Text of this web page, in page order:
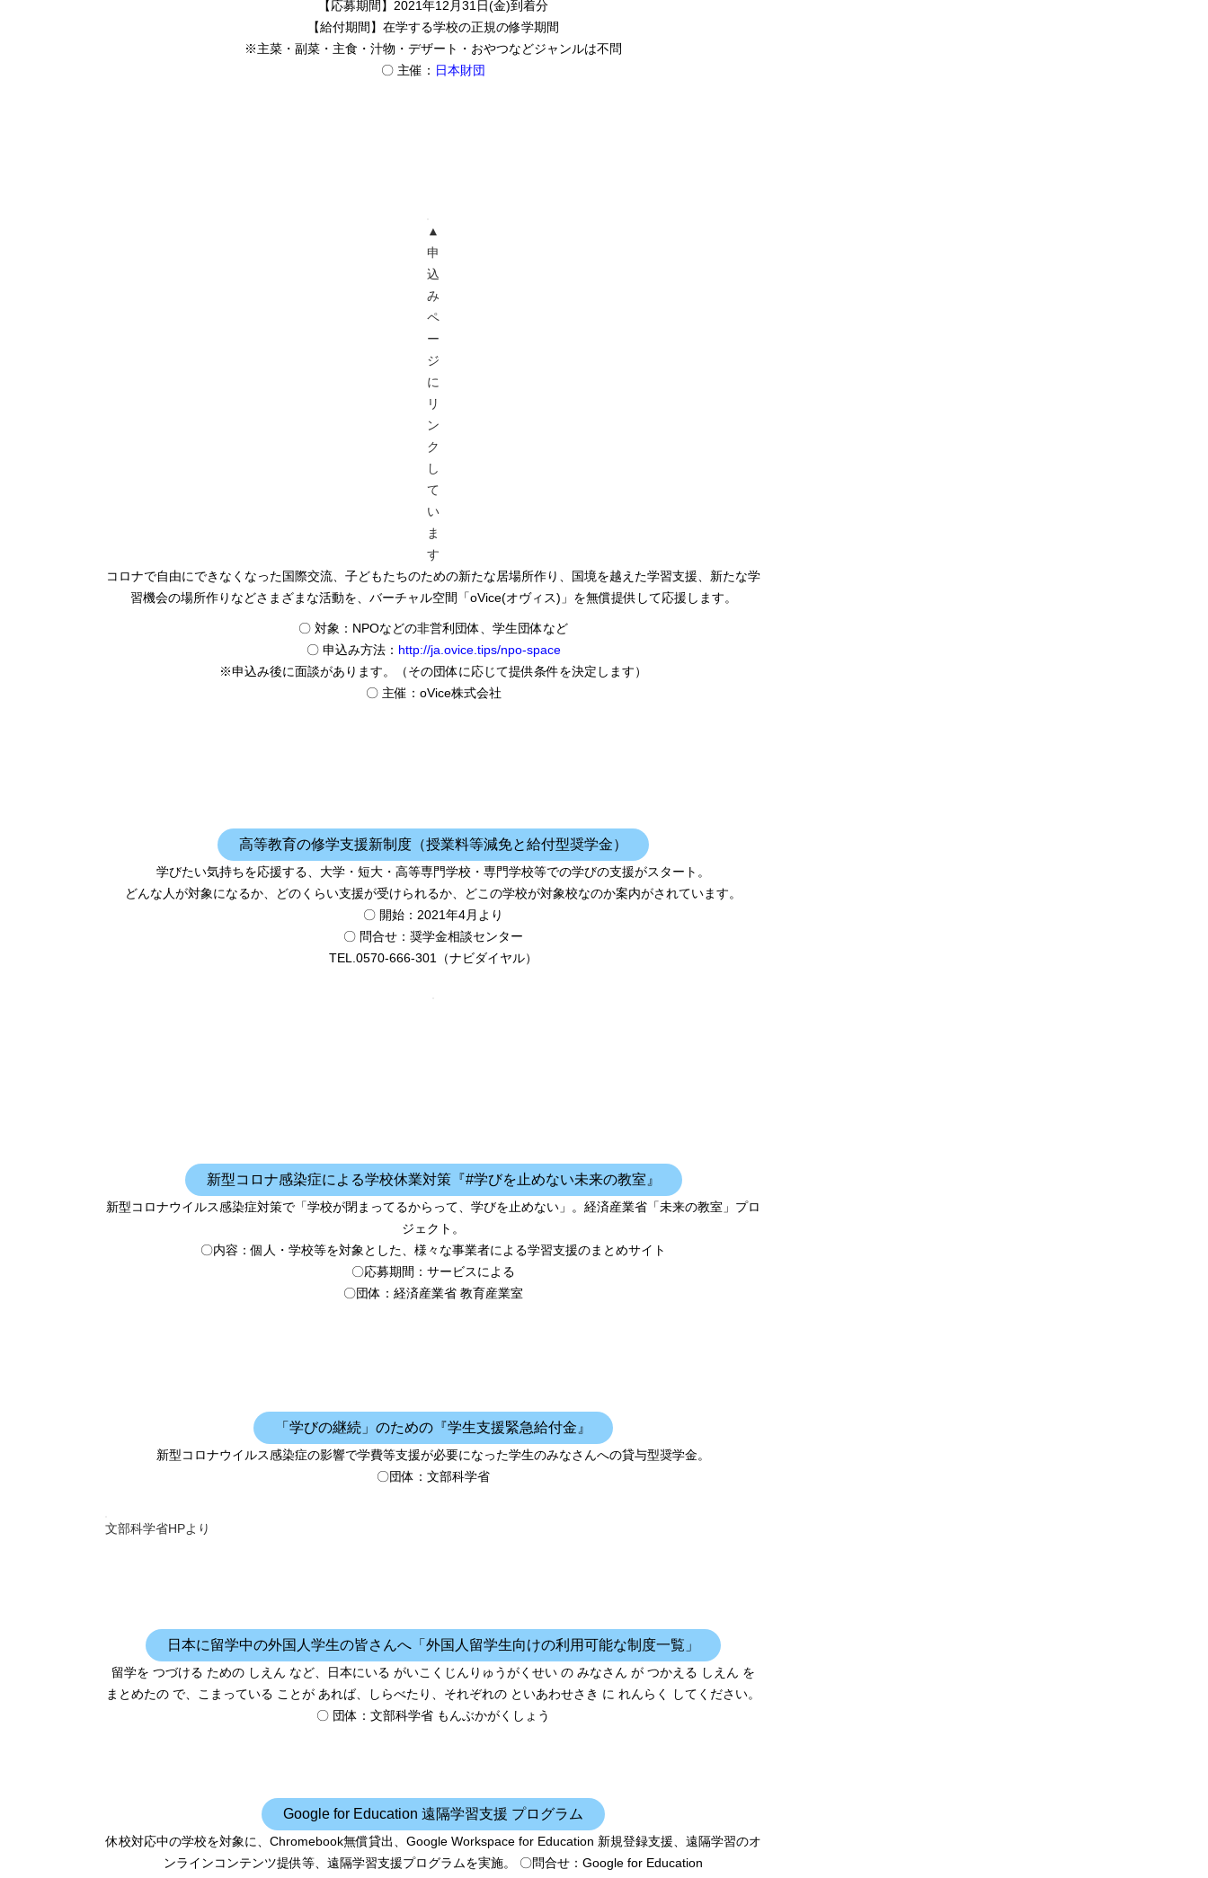
【応募期間】2021年12月31日(金)到着分
【給付期間】在学する学校の正規の修学期間
※主菜・副菜・主食・汁物・デザート・おやつなどジャンルは不問
〇 主催： 日本財団
▲
申
込
み
ペ
ー
ジ
に
リ
ン
ク
し
て
い
ま
す
コロナで自由にできなくなった国際交流、子どもたちのための新たな居場所作り、国境を越えた学習支援、新たな学
習機会の場所作りなどさまざまな活動を、バーチャル空間「oVice(オヴィス)」を無償提供して応援します。
〇 対象：NPOなどの非営利団体、学生団体など
〇 申込み方法： http://ja.ovice.tips/npo-space
※申込み後に面談があります。（その団体に応じて提供条件を決定します）
〇 主催：oVice株式会社
高等教育の修学支援新制度（授業料等減免と給付型奨学金）
学びたい気持ちを応援する、大学・短大・高等専門学校・専門学校等での学びの支援がスタート。
どんな人が対象になるか、どのくらい支援が受けられるか、どこの学校が対象校なのか案内がされています。
〇 開始：2021年4月より
〇 問合せ：奨学金相談センター
TEL.0570-666-301（ナビダイヤル）
新型コロナ感染症による学校休業対策『#学びを止めない未来の教室』
新型コロナウイルス感染症対策で「学校が閉まってるからって、学びを止めない」。経済産業省「未来の教室」プロ
ジェクト。
〇内容：個人・学校等を対象とした、様々な事業者による学習支援のまとめサイト
〇応募期間：サービスによる
〇団体：経済産業省 教育産業室
「学びの継続」のための『学生支援緊急給付金』
新型コロナウイルス感染症の影響で学費等支援が必要になった学生のみなさんへの貸与型奨学金。
〇団体：文部科学省
文部科学省HPより
日本に留学中の外国人学生の皆さんへ「外国人留学生向けの利用可能な制度一覧」
留学を つづける ための しえん など、日本にいる がいこくじんりゅうがくせい の みなさん が つかえる しえん を
まとめたの で、こまっている ことが あれば、しらべたり、それぞれの といあわせさき に れんらく してください。
〇 団体：文部科学省 もんぶかがくしょう
Google for Education 遠隔学習支援 プログラム
休校対応中の学校を対象に、Chromebook無償貸出、Google Workspace for Education 新規登録支援、遠隔学習のオ
ンラインコンテンツ提供等、遠隔学習支援プログラムを実施。 〇問合せ：Google for Education